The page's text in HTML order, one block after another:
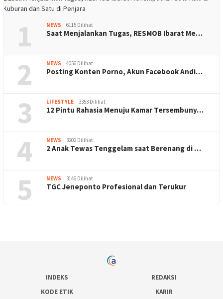
1 NEWS 6115 Dilihat
Saat Menjalankan Tugas, RESMOB Ibarat Me…
2 NEWS 4056 Dilihat
Posting Konten Porno, Akun Facebook Andi…
3 LIFESTYLE 3353 Dilihat
12 Pintu Rahasia Menuju Kamar Tersembuny…
4 NEWS 3202 Dilihat
2 Anak Tewas Tenggelam saat Berenang di …
5 NEWS 3146 Dilihat
TGC Jeneponto Profesional dan Terukur
INDEKS
REDAKSI
KODE ETIK
KARIR